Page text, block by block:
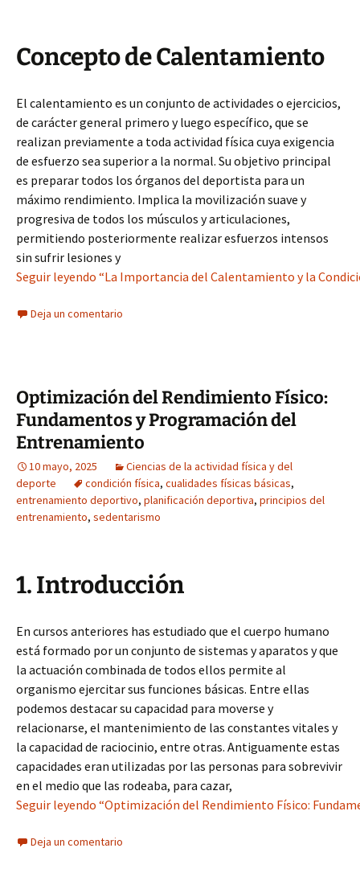
Concepto de Calentamiento
El calentamiento es un conjunto de actividades o ejercicios,
de carácter general primero y luego específico, que se
realizan previamente a toda actividad física cuya exigencia
de esfuerzo sea superior a la normal. Su objetivo principal
es preparar todos los órganos del deportista para un
máximo rendimiento. Implica la movilización suave y
progresiva de todos los músculos y articulaciones,
permitiendo posteriormente realizar esfuerzos intensos
sin sufrir lesiones y
Seguir leyendo “La Importancia del Calentamiento y la
Deja un comentario
Optimización del Rendimiento Físico:
Fundamentos y Programación del
Entrenamiento
10 mayo, 2025
Ciencias de la actividad física y del
deporte
condición física, cualidades físicas básicas,
entrenamiento deportivo, planificación deportiva, principios del
entrenamiento, sedentarismo
1. Introducción
En cursos anteriores has estudiado que el cuerpo humano
está formado por un conjunto de sistemas y aparatos y que
la actuación combinada de todos ellos permite al
organismo ejercitar sus funciones básicas. Entre ellas
podemos destacar su capacidad para moverse y
relacionarse, el mantenimiento de las constantes vitales y
la capacidad de raciocinio, entre otras. Antiguamente estas
capacidades eran utilizadas por las personas para sobrevivir
en el medio que las rodeaba, para cazar,
Seguir leyendo “Optimización del Rendimiento Físico:
Deja un comentario